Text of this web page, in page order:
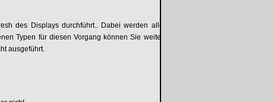
des Displays durchführt.. Dabei werden alle
Typen für diesen Vorgang können Sie weiter
ausgeführt.